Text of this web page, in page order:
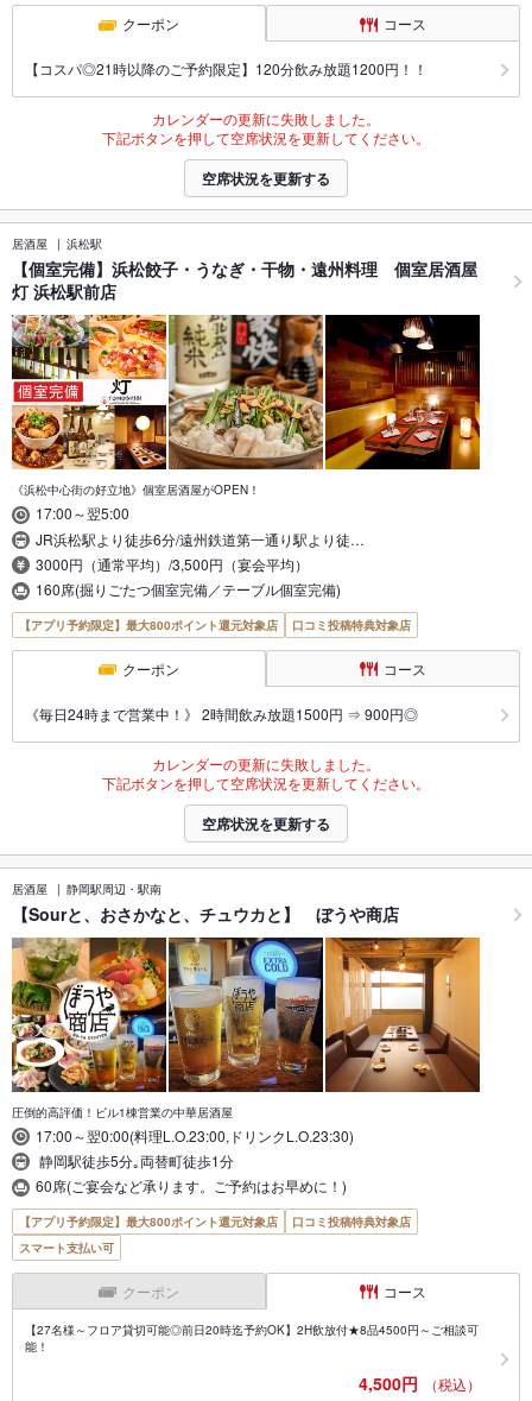
クーポン コース
【コスパ◎21時以降のご予約限定】120分飲み放題1200円！！
カレンダーの更新に失敗しました。
下記ボタンを押して空席状況を更新してください。
空席状況を更新する
居酒屋 浜松駅
【個室完備】浜松餃子・うなぎ・干物・遠州料理 個室居酒屋
灯 浜松駅前店
《浜松中心街の好立地》個室居酒屋がOPEN！
17:00～翌5:00
JR浜松駅より徒歩6分/遠州鉄道第一通り駅より徒…
3000円（通常平均）/3,500円（宴会平均）
160席(掘りごたつ個室完備／テーブル個室完備)
【アプリ予約限定】最大800ポイント還元対象店 口コミ投稿特典対象店
クーポン コース
《毎日24時まで営業中！》 2時間飲み放題1500円 ⇒ 900円◎
カレンダーの更新に失敗しました。
下記ボタンを押して空席状況を更新してください。
空席状況を更新する
居酒屋 静岡駅周辺・駅南
【Sourと、おさかなと、チュウカと】 ぼうや商店
圧倒的高評価！ビル1棟営業の中華居酒屋
17:00～翌0:00(料理L.O.23:00,ドリンクL.O.23:30)
静岡駅徒歩5分｡両替町徒歩1分
60席(ご宴会など承ります。ご予約はお早めに！)
【アプリ予約限定】最大800ポイント還元対象店
口コミ投稿特典対象店
スマート支払い可
クーポン コース
【27名様～フロア貸切可能◎前日20時迄予約OK】2H飲放付★8品4500円～ご相談可
能！
4,500円 （税込）